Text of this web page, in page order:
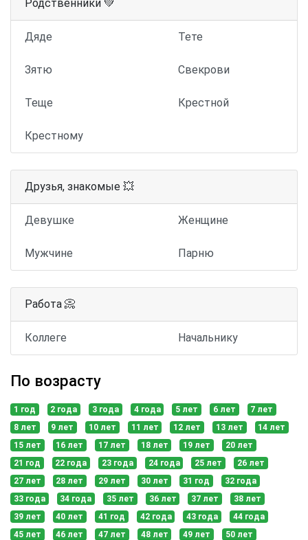
Родственники 💚
Дяде Тете
Зятю Свекрови
Теще Крестной
Крестному
Друзья, знакомые 💥
Девушке Женщине
Мужчине Парню
Работа 📀
Коллеге Начальнику
По возрасту
1 год 2 года 3 года 4 года 5 лет 6 лет
7 лет
8 лет
9 лет 10 лет 11 лет 12 лет 13 лет
14 лет
15 лет
16 лет 17 лет 18 лет 19 лет
20 лет
21 год
22 года 23 года 24 года 25 лет
26 лет
27 лет
28 лет 29 лет 30 лет 31 год
32 года
33 года
34 года 35 лет 36 лет 37 лет
38 лет
39 лет
40 лет 41 год 42 года 43 года
44 года
45 лет
46 лет 47 лет 48 лет 49 лет
50 лет